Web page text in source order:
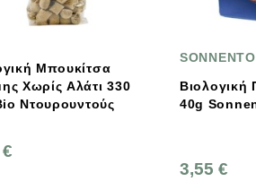
Βιολογική Πάπρικα Γλυκιά
40g Sonnentor